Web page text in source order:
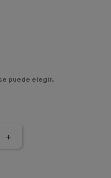
puede elegir.